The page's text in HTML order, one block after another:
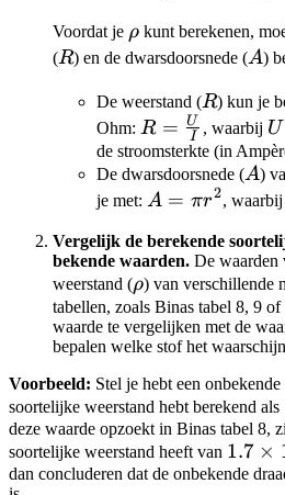
Voordat je \rho
ρ kunt berekenen,
(R
R) en de dwarsdoorsnede (A
A)
De weerstand (R
R) kun je
Ohm: R =
\frac{U}
{I}
R = I
U , waarbij U
U
de stroomsterkte (in
De dwarsdoorsnede (A
A)
je met: A
\pi
r^2
A = πr2, waarbij
Vergelijk de berekende
bekende waarden. De waarden
weerstand (\rho
ρ) van verschillende
tabellen, zoals Binas tabel 8, 9
waarde te vergelijken met de
bepalen welke stof het
Voorbeeld: Stel je hebt een
soortelijke weerstand hebt berekend als
deze waarde opzoekt in Binas tabel 8,
soortelijke weerstand heeft van 1.7
\times
1.7 ×
dan concluderen dat de onbekende